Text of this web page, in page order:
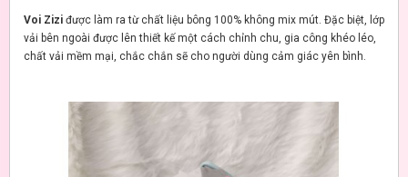
Voi Zizi được làm ra từ chất liệu bông 100% không mix mút. Đặc biệt, lớp
vải bên ngoài được lên thiết kế một cách chỉnh chu, gia công khéo léo,
chất vải mềm mại, chắc chắn sẽ cho người dùng cảm giác yên bình.